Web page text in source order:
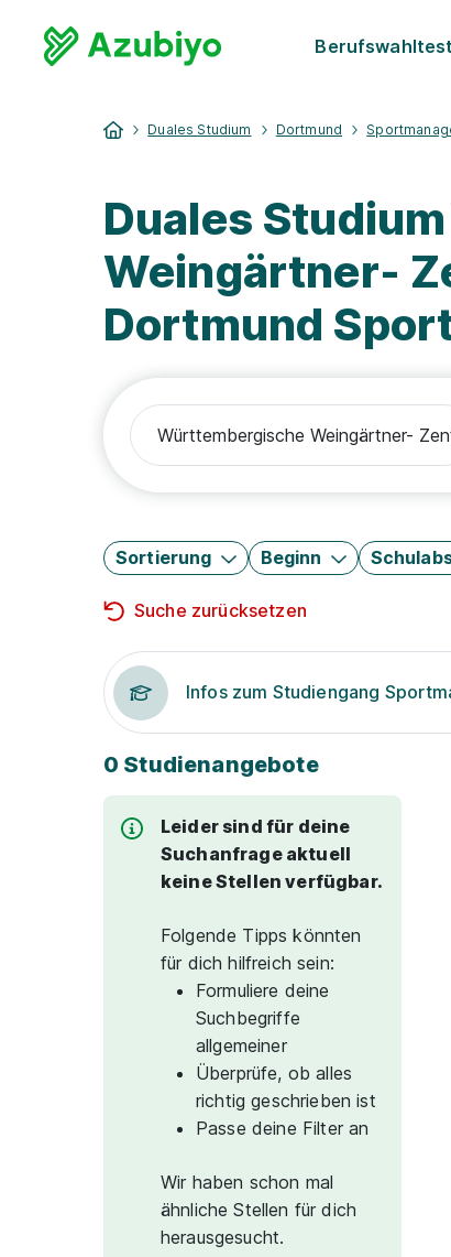
Berufswahltest
Duales Studium Dortmund
Duales
Weingärtner-
Dortmund
Sortierung Beginn
Suche zurücksetzen
Infos zum Studiengang
0 Studienangebote
Leider sind für deine
Suchanfrage aktuell
keine Stellen verfügbar.
Folgende Tipps könnten
für dich hilfreich sein:
Formuliere deine
Suchbegriffe
allgemeiner
Überprüfe, ob alles
richtig geschrieben ist
Passe deine Filter an
Wir haben schon mal
ähnliche Stellen für dich
herausgesucht.